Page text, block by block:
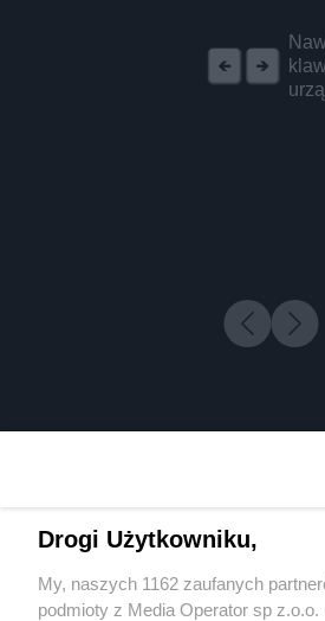
Wydawca mediów lokalnych
Drogi Użytkowniku,
My, naszych 1162 zaufanych
podmioty z Media Operator sp